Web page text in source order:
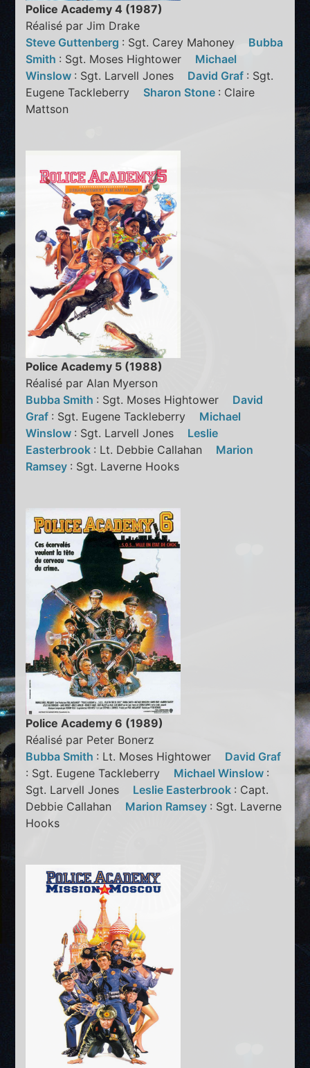
Police Academy 4 (1987)
Réalisé par Jim Drake
Steve Guttenberg : Sgt. Carey Mahoney Bubba
Smith : Sgt. Moses Hightower Michael
Winslow : Sgt. Larvell Jones David Graf : Sgt.
Eugene Tackleberry Sharon Stone : Claire
Mattson
Police Academy 5 (1988)
Réalisé par Alan Myerson
Bubba Smith : Sgt. Moses Hightower David
Graf : Sgt. Eugene Tackleberry Michael
Winslow : Sgt. Larvell Jones Leslie
Easterbrook : Lt. Debbie Callahan Marion
Ramsey : Sgt. Laverne Hooks
Police Academy 6 (1989)
Réalisé par Peter Bonerz
Bubba Smith : Lt. Moses Hightower David Graf
: Sgt. Eugene Tackleberry Michael Winslow :
Sgt. Larvell Jones Leslie Easterbrook : Capt.
Debbie Callahan Marion Ramsey : Sgt. Laverne
Hooks